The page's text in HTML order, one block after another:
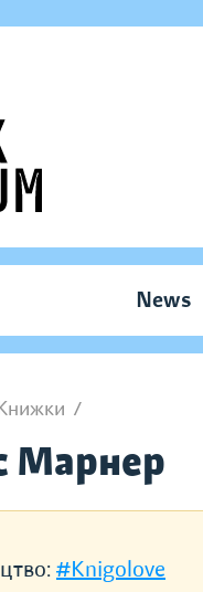
News
/
Марнер
#Knigolove